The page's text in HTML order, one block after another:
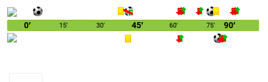
0′ 15′ 30′ 45′ 60′ 75′ 90′